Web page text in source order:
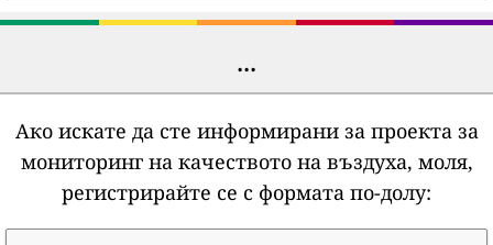
...
Ако искате да сте информирани за проекта за
мониторинг на качеството на въздуха, моля,
регистрирайте се с формата по-долу: